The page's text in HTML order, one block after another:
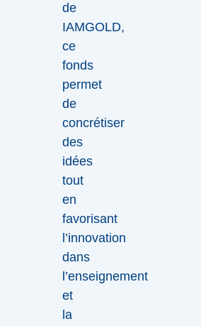
de
IAMGOLD,
ce
fonds
permet
de
concrétiser
des
idées
tout
en
favorisant
l’innovation
dans
l’enseignement
et
la